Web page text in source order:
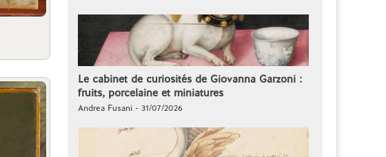
Le cabinet de curiosités de Giovanna Garzoni :
fruits, porcelaine et miniatures
Andrea Fusani - 31/07/2026